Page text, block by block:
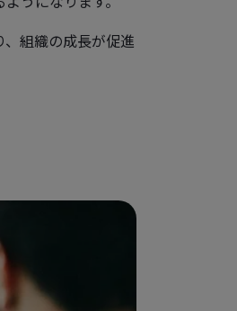
組織の成長が促進